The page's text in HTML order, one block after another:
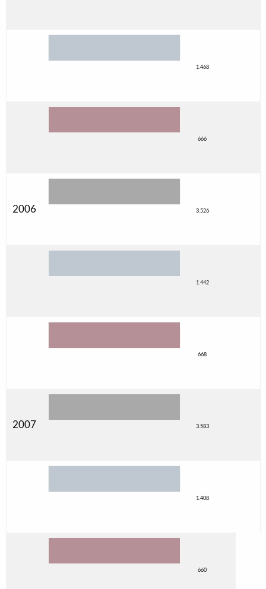
1.468
666
2006 3.526
1.442
668
2007 3.583
1.408
660